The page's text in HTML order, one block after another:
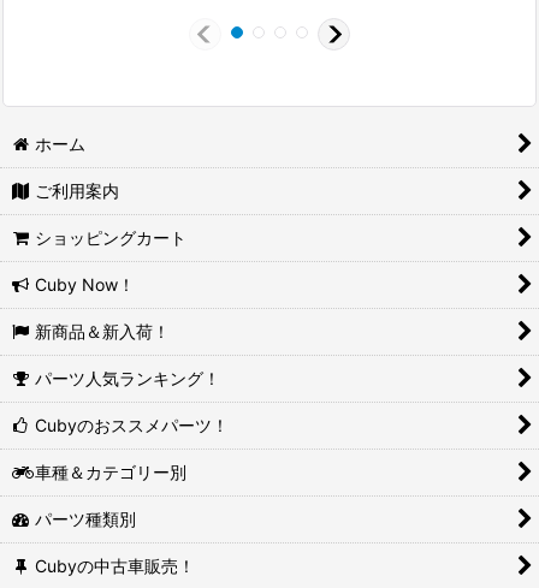
ホーム
ご利用案内
ショッピングカート
Cuby Now！
新商品＆新入荷！
パーツ人気ランキング！
Cubyのおススメパーツ！
車種＆カテゴリー別
パーツ種類別
Cubyの中古車販売！